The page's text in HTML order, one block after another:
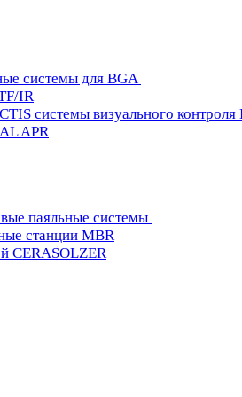
системы для BGA
IR
системы визуального контроля
APR
паяльные системы
станции MBR
CERASOLZER